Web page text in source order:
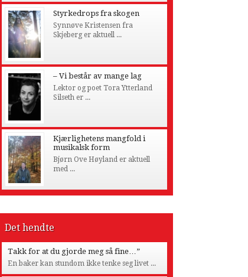
Styrkedrops fra skogen
Synnøve Kristensen fra
Skjeberg er aktuell ...
– Vi består av mange lag
Lektor og poet Tora Ytterland
Silseth er ...
Kjærlighetens mangfold i
musikalsk form
Bjørn Ove Høyland er aktuell
med ...
Det hendte
Takk for at du gjorde meg så fine…”
En baker kan stundom ikke tenke seg livet ...